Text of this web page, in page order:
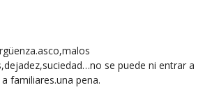
se puede ni entrar a
familiares.una pena.